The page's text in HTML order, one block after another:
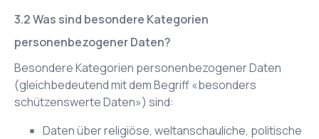
Was sind besondere Kategorien
personenbezogener Daten?
Besondere Kategorien personenbezogener Daten
(gleichbedeutend mit dem Begriff «besonders
schützenswerte Daten») sind:
Daten über religiöse, weltanschauliche, politische